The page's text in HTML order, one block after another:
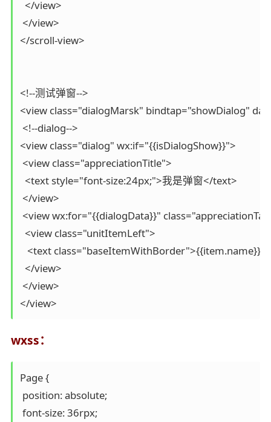
  </view>
</view>
</scroll-view>
<!--测试弹窗-->
<view class="dialogMarsk" bindtap="showDialog"
<!--dialog-->
<view class="dialog" wx:if="{{isDialogShow}}">
<view class="appreciationTitle">
  <text style="font-size:24px;">我是弹窗</text>
</view>
<view wx:for="{{dialogData}}"
  <view class="unitItemLeft">
<text
  </view>
</view>
</view>
wxss：
Page {
position: absolute;
font-size: 36rpx;